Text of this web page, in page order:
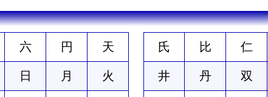
六 円 天
日 月 火
氏 比 仁
井 丹 双